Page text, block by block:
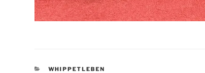
KATEGORIEN
WHIPPETLEBEN